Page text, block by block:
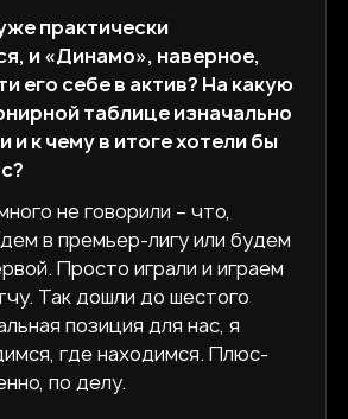
практически
и «Динамо», наверное,
его себе в актив? На какую
таблице изначально
и к чему в итоге хотели бы
не говорили – что,
в премьер-лигу или будем
Просто играли и играем
Так дошли до шестого
позиция для нас, я
где находимся. Плюс-
по делу.